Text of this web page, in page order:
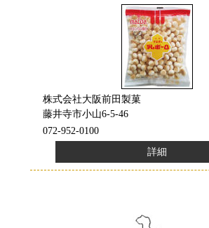
株式会社大阪前田製菓
藤井寺市小山6-5-46
072-952-0100
詳細